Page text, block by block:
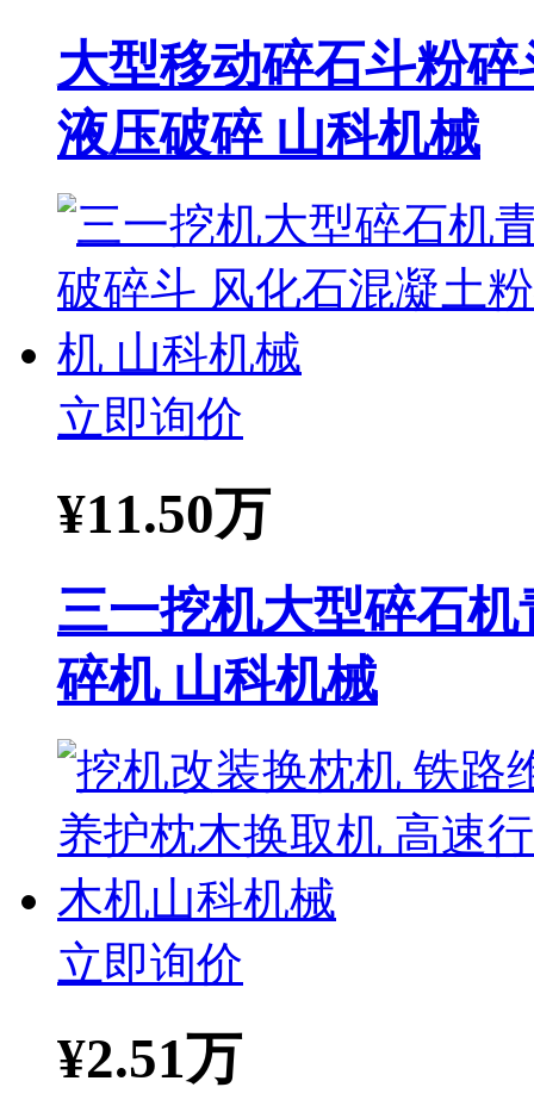
大型移动碎石斗粉
液压破碎 山科机械
立即询价
¥11.50万
三一挖机大型碎石
碎机 山科机械
立即询价
¥2.51万